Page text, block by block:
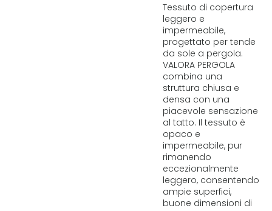
Tessuto di copertura
leggero e
impermeabile,
progettato per tende
da sole a pergola.
VALORA PERGOLA
combina una
struttura chiusa e
densa con una
piacevole sensazione
al tatto. Il tessuto è
opaco e
impermeabile, pur
rimanendo
eccezionalmente
leggero, consentendo
ampie superfici,
buone dimensioni di